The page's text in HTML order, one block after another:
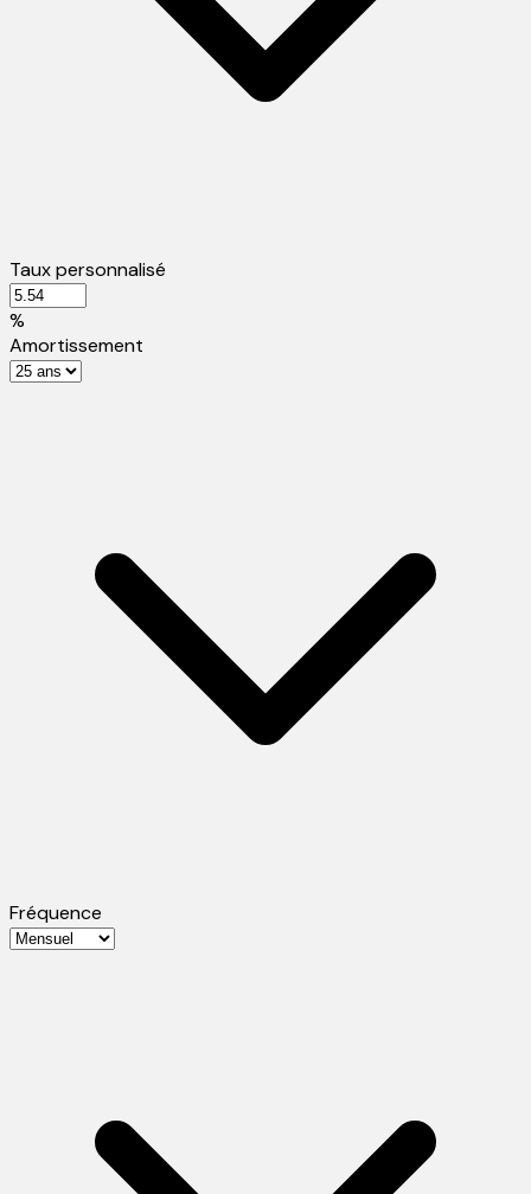
Taux personnalisé
%
Amortissement
Fréquence